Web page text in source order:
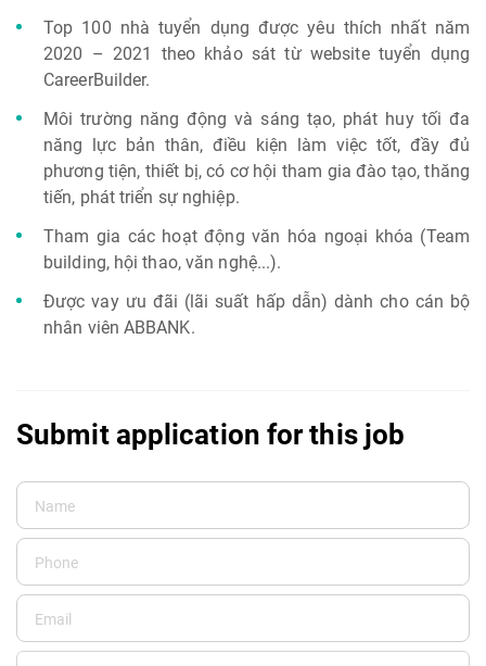
Top 100 nhà tuyển dụng được yêu thích nhất năm
2020 – 2021 theo khảo sát từ website tuyển dụng
CareerBuilder.
Môi trường năng động và sáng tạo, phát huy tối đa
năng lực bản thân, điều kiện làm việc tốt, đầy đủ
phương tiện, thiết bị, có cơ hội tham gia đào tạo, thăng
tiến, phát triển sự nghiệp.
Tham gia các hoạt động văn hóa ngoại khóa (Team
building, hội thao, văn nghệ...).
Được vay ưu đãi (lãi suất hấp dẫn) dành cho cán bộ
nhân viên ABBANK.
Submit application for this job